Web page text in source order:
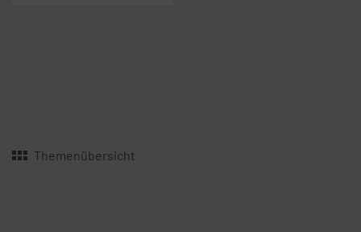
Themenübersicht